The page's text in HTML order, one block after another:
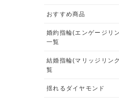
おすすめ商品
婚約指輪(エンゲージリ
一覧
結婚指輪(マリッジリン
覧
揺れるダイヤモンド